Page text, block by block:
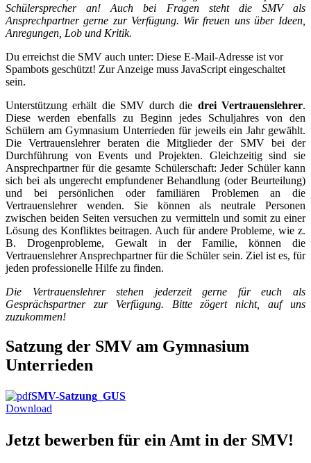
Schülersprecher an! Auch bei Fragen steht die SMV als
Ansprechpartner gerne zur Verfügung. Wir freuen uns über Ideen,
Anregungen, Lob und Kritik.
Du erreichst die SMV auch unter: Diese E-Mail-Adresse ist vor
Spambots geschützt! Zur Anzeige muss JavaScript eingeschaltet
sein.
Unterstützung erhält die SMV durch die drei Vertrauenslehrer.
Diese werden ebenfalls zu Beginn jedes Schuljahres von den
Schülern am Gymnasium Unterrieden für jeweils ein Jahr gewählt.
Die Vertrauenslehrer beraten die Mitglieder der SMV bei der
Durchführung von Events und Projekten. Gleichzeitig sind sie
Ansprechpartner für die gesamte Schülerschaft: Jeder Schüler kann
sich bei als ungerecht empfundener Behandlung (oder Beurteilung)
und bei persönlichen oder familiären Problemen an die
Vertrauenslehrer wenden. Sie können als neutrale Personen
zwischen beiden Seiten versuchen zu vermitteln und somit zu einer
Lösung des Konfliktes beitragen. Auch für andere Probleme, wie z.
B. Drogenprobleme, Gewalt in der Familie, können die
Vertrauenslehrer Ansprechpartner für die Schüler sein. Ziel ist es, für
jeden professionelle Hilfe zu finden.
Die Vertrauenslehrer stehen jederzeit gerne für euch als
Gesprächspartner zur Verfügung. Bitte zögert nicht, auf uns
zuzukommen!
Satzung der SMV am Gymnasium
Unterrieden
SMV-Satzung_GUS
Download
Jetzt bewerben für ein Amt in der SMV!